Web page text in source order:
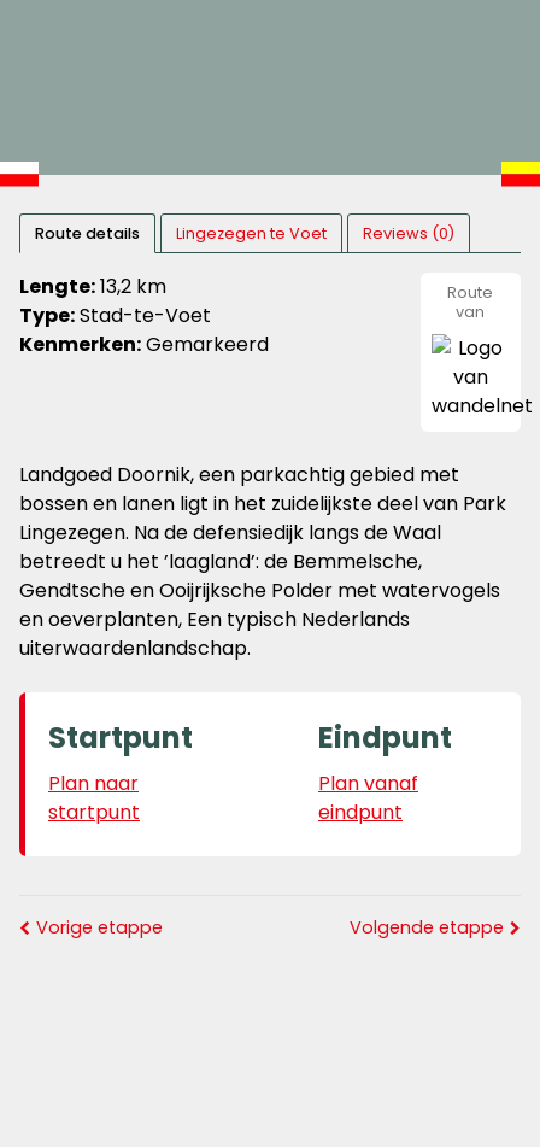
Route details Lingezegen te Voet Reviews (0)
Lengte:13,2 km
Type:Stad-te-Voet
Kenmerken:Gemarkeerd
Route
van
Landgoed Doornik, een parkachtig gebied met
bossen en lanen ligt in het zuidelijkste deel van Park
Lingezegen. Na de defensiedijk langs de Waal
betreedt u het ’laagland’: de Bemmelsche,
Gendtsche en Ooijrijksche Polder met watervogels
en oeverplanten, Een typisch Nederlands
uiterwaardenlandschap.
Startpunt
Plan naar
startpunt
Eindpunt
Plan vanaf
eindpunt
Vorige etappe Volgende etappe